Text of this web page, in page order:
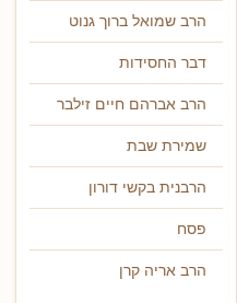
הרב שמואל ברוך גנוט
דבר החסידות
הרב אברהם חיים זילבר
שמירת שבת
הרבנית בקשי דורון
פסח
הרב אריה קרן